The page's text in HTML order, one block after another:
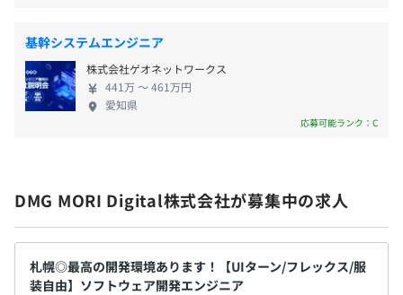
た、札幌市郊外・野幌森林公園の隣、札幌テクノパ
ーク内にあるオフィスは、自然光を取り入れた天
井、光がモニターに映り込まない照明など、仕事を
するうえでの快適さを考慮。気分転換のためのリフ
内イベントも充実しています。
基幹システムエンジニア
株式会社ゲオネットワークス
441万 〜 461万円
愛知県
応募可能ランク：C
DMG MORI Digital株式会社が募集中の求人
札幌◎最高の開発環境あります！【UIターン/フレックス/服
装自由】ソフトウェア開発エンジニア